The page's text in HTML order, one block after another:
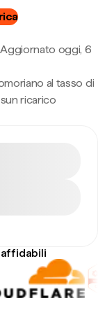
Aggiornato oggi, 6
al tasso di
ricarico